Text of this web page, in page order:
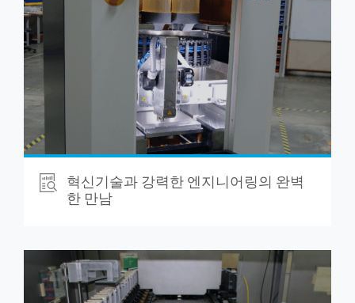
혁신기술과 강력한 엔지니어링의 완벽
한 만남